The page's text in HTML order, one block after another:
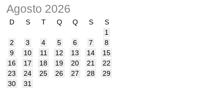
Agosto 2026
D S T Q Q S
S
1
2
3 4 5 6 7
8
9
10 11 12 13 14
15
16
17 18 19 20 21
22
23
24 25 26 27 28
29
30
31